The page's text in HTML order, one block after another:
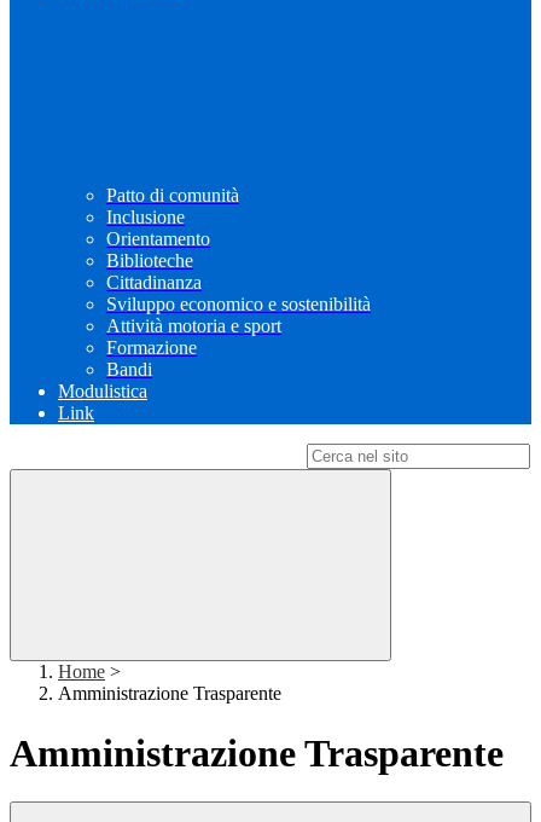
Patto di comunità
Inclusione
Orientamento
Biblioteche
Cittadinanza
Sviluppo economico e sostenibilità
Attività motoria e sport
Formazione
Bandi
Modulistica
Link
Home >
Amministrazione Trasparente
Amministrazione Trasparente